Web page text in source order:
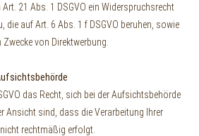
21 Abs. 1 DSGVO ein Widerspruchsrecht
die auf Art. 6 Abs. 1 f DSGVO beruhen, sowie
von Direktwerbung.
das Recht, sich bei der Aufsichtsbehörde
Ansicht sind, dass die Verarbeitung Ihrer
rechtmäßig erfolgt.